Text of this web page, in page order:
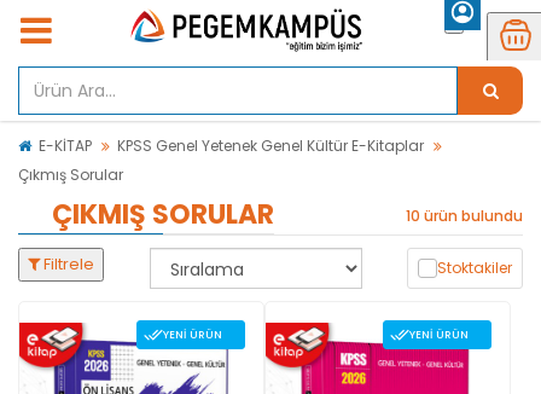
E-KİTAP
KPSS Genel Yetenek Genel Kültür E-Kitaplar
Çıkmış Sorular
ÇIKMIŞ SORULAR 10 ürün bulundu
Filtrele Stoktakiler
YENI ÜRÜN YENI ÜRÜN